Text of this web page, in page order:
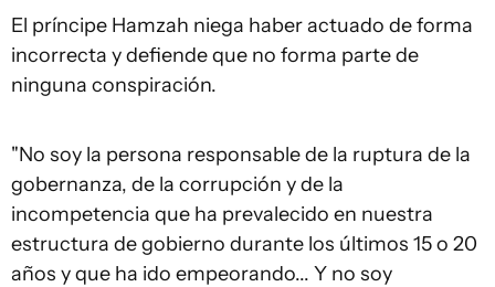
El príncipe Hamzah niega haber actuado de forma
incorrecta y defiende que no forma parte de
ninguna conspiración.
"No soy la persona responsable de la ruptura de la
gobernanza, de la corrupción y de la
incompetencia que ha prevalecido en nuestra
estructura de gobierno durante los últimos 15 o 20
años y que ha ido empeorando... Y no soy